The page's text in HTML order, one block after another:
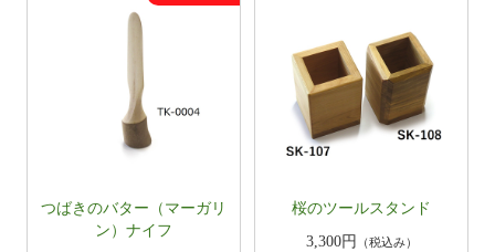
​つばきのバター（マーガリ
ン）ナイフ
桜のツールスタンド
3,300円
（税込み）